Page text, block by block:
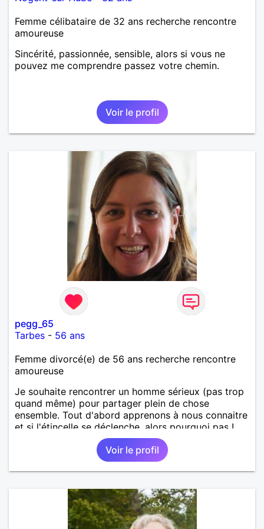
Femme célibataire de 32 ans recherche rencontre
amoureuse
Sincérité, passionnée, sensible, alors si vous ne
pouvez me comprendre passez votre chemin.
Voir le profil
pegg_65
Tarbes - 56 ans
Femme divorcé(e) de 56 ans recherche rencontre
amoureuse
Je souhaite rencontrer un homme sérieux (pas trop
quand même) pour partager plein de chose
ensemble. Tout d'abord apprenons à nous connaitre
et si l'étincelle se déclenche, alors pourquoi pas !
Voir le profil